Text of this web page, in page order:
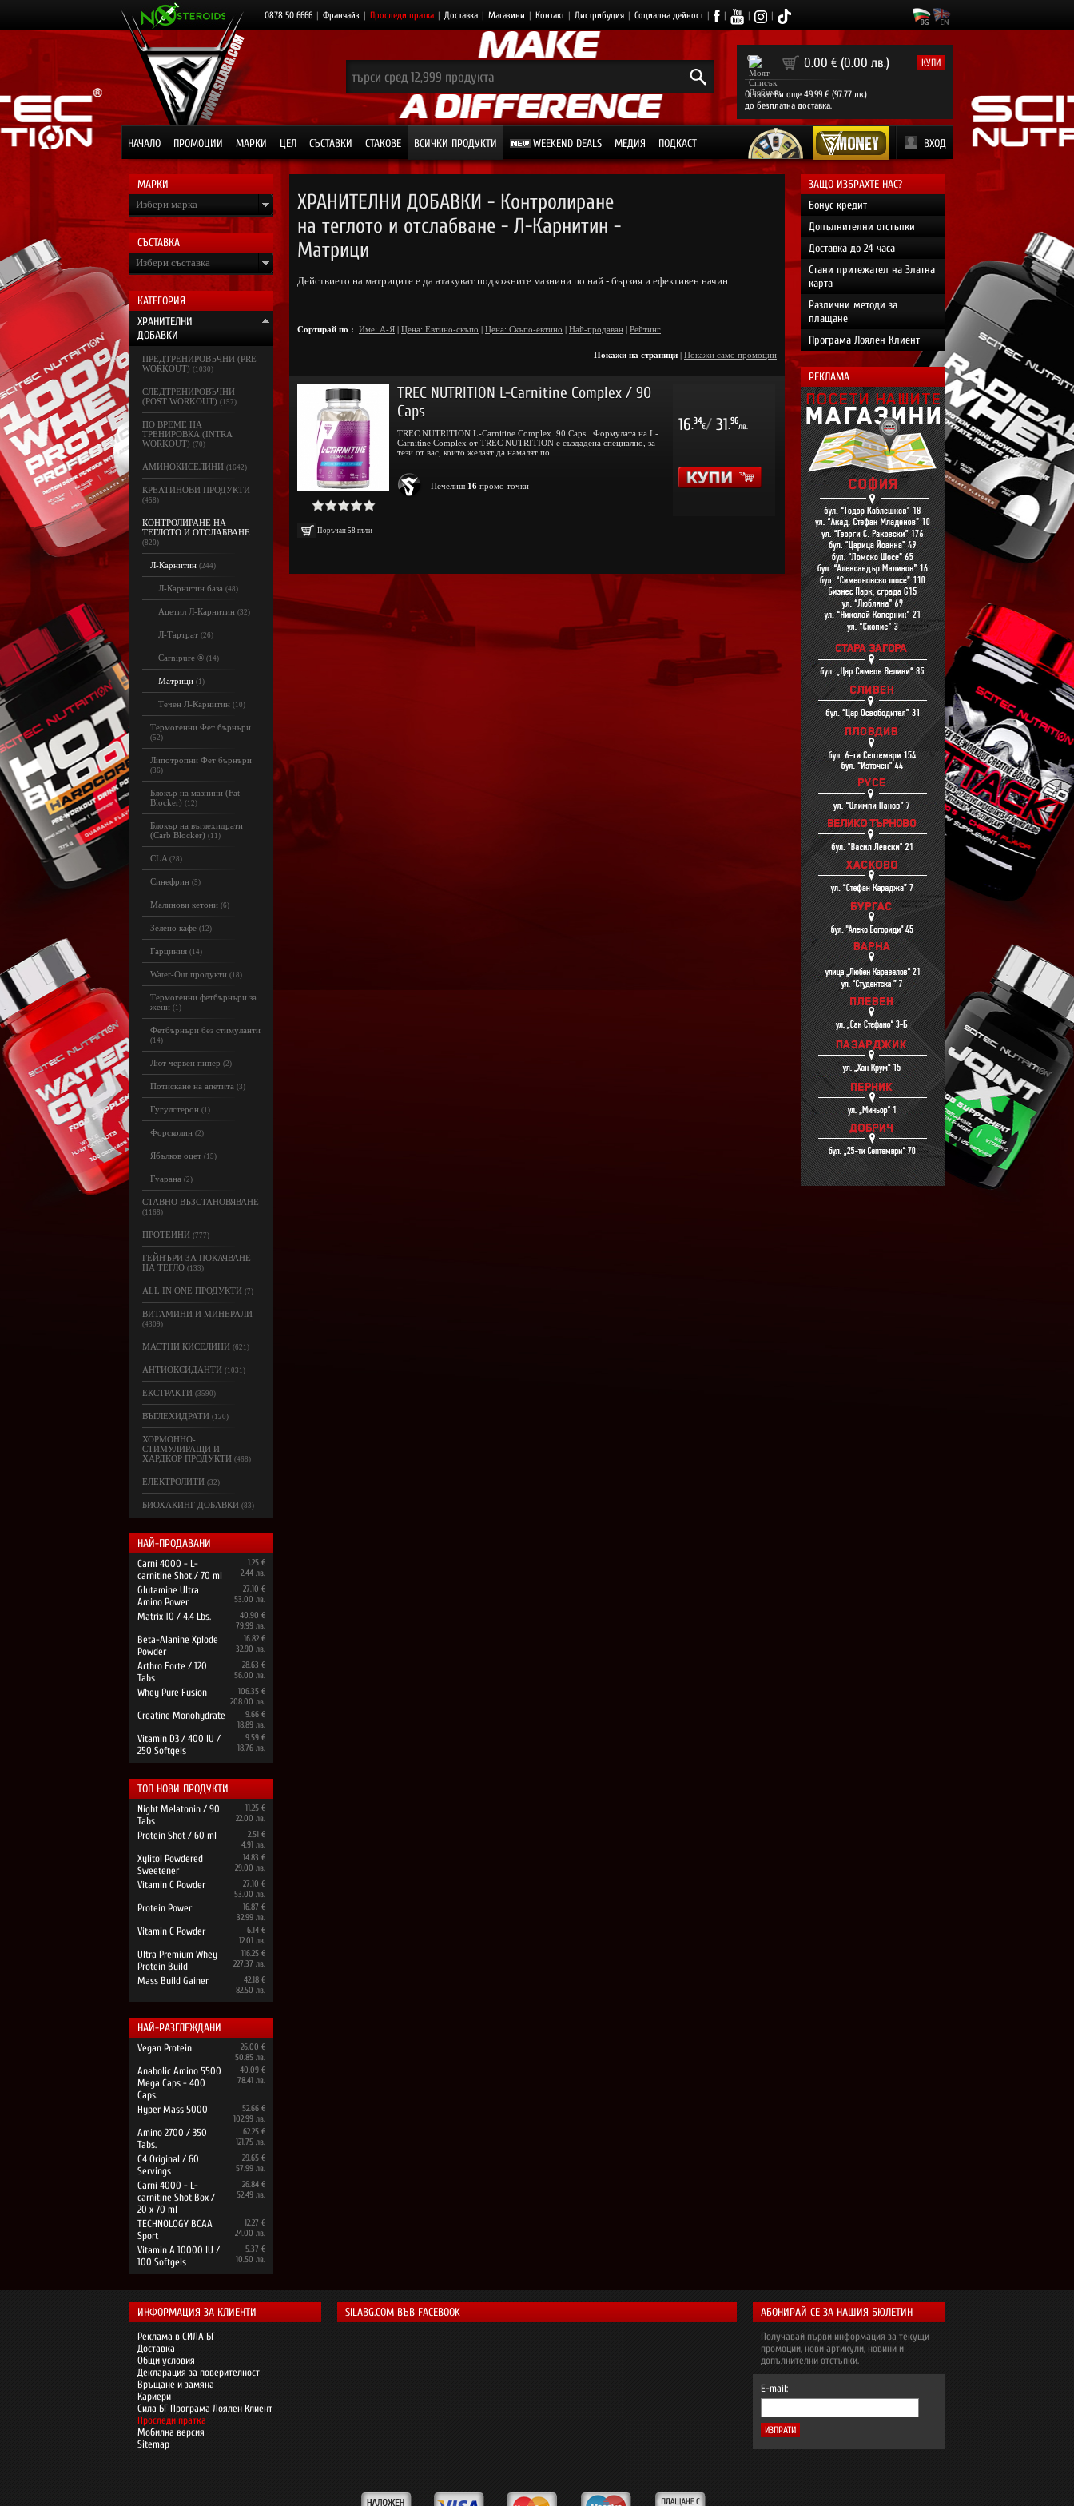
0878 50 6666 | Франчайз | Проследи пратка | Доставка | Магазини | Контакт | Дистрибуция | Социална дейност | | | |
0 0.00 € (0.00 лв.) КУПИ
Остават Ви още 49.99 € (97.77 лв.)
до безплатна доставка.
НАЧАЛО ПРОМОЦИИ МАРКИ ЦЕЛ СЪСТАВКИ СТАКОВЕ ВСИЧКИ ПРОДУКТИ WEEKEND DEALS МЕДИЯ ПОДКАСТ ВХОД
МАРКИ
Избери марка
СЪСТАВКА
Избери съставка
КАТЕГОРИЯ
ХРАНИТЕЛНИ
ДОБАВКИ
ПРЕДТРЕНИРОВЪЧНИ (PRE
WORKOUT) (1030)
СЛЕДТРЕНИРОВЪЧНИ
(POST WORKOUT) (157)
ПО ВРЕМЕ НА
ТРЕНИРОВКА (INTRA
WORKOUT) (70)
АМИНОКИСЕЛИНИ (1642)
КРЕАТИНОВИ ПРОДУКТИ
(458)
КОНТРОЛИРАНЕ НА
ТЕГЛОТО И ОТСЛАБВАНЕ
(820)
Л-Карнитин (244)
Л-Карнитин база (48)
Ацетил Л-Карнитин (32)
Л-Тартрат (26)
Carnipure ® (14)
Матрици (1)
Течен Л-Карнитин (10)
Термогенни Фет бърнъри
(52)
Липотропни Фет бърнъри
(36)
Блокър на мазнини (Fat
Blocker) (12)
Блокър на въглехидрати
(Carb Blocker) (11)
CLA (28)
Синефрин (5)
Малинови кетони (6)
Зелено кафе (12)
Гарциния (14)
Water-Out продукти (18)
Термогенни фетбърнъри за
жени (1)
Фетбърнъри без стимуланти
(14)
Лют червен пипер (2)
Потискане на апетита (3)
Гугулстерон (1)
Форсколин (2)
Ябълков оцет (15)
Гуарана (2)
СТАВНО ВЪЗСТАНОВЯВАНЕ
(1168)
ПРОТЕИНИ (777)
ГЕЙНЪРИ ЗА ПОКАЧВАНЕ
НА ТЕГЛО (133)
ALL IN ONE ПРОДУКТИ (7)
ВИТАМИНИ И МИНЕРАЛИ
(4309)
МАСТНИ КИСЕЛИНИ (621)
АНТИОКСИДАНТИ (1031)
ЕКСТРАКТИ (3590)
ВЪГЛЕХИДРАТИ (120)
ХОРМОННО-
СТИМУЛИРАЩИ И
ХАРДКОР ПРОДУКТИ (468)
ЕЛЕКТРОЛИТИ (32)
БИОХАКИНГ ДОБАВКИ (83)
НАЙ-ПРОДАВАНИ
Carni 4000 - L-
carnitine Shot / 70 ml
1.25 €
2.44 лв.
Glutamine Ultra
Amino Power
27.10 €
53.00 лв.
Matrix 10 / 4.4 Lbs.
40.90 €
79.99 лв.
Beta-Alanine Xplode
Powder
16.82 €
32.90 лв.
Arthro Forte / 120
Tabs
28.63 €
56.00 лв.
Whey Pure Fusion
106.35 €
208.00 лв.
Creatine Monohydrate
9.66 €
18.89 лв.
Vitamin D3 / 400 IU /
250 Softgels
9.59 €
18.76 лв.
ТОП НОВИ ПРОДУКТИ
Night Melatonin / 90
Tabs
11.25 €
22.00 лв.
Protein Shot / 60 ml
2.51 €
4.91 лв.
Xylitol Powdered
Sweetener
14.83 €
29.00 лв.
Vitamin C Powder
27.10 €
53.00 лв.
Protein Power
16.87 €
32.99 лв.
Vitamin C Powder
6.14 €
12.01 лв.
Ultra Premium Whey
Protein Build
116.25 €
227.37 лв.
Mass Build Gainer
42.18 €
82.50 лв.
НАЙ-РАЗГЛЕЖДАНИ
Vegan Protein
26.00 €
50.85 лв.
Anabolic Amino 5500
Mega Caps - 400
Caps.
40.09 €
78.41 лв.
Hyper Mass 5000
52.66 €
102.99 лв.
Amino 2700 / 350
Tabs.
62.25 €
121.75 лв.
C4 Original / 60
Servings
29.65 €
57.99 лв.
Carni 4000 - L-
carnitine Shot Box /
20 x 70 ml
26.84 €
52.49 лв.
TECHNOLOGY BCAA
Sport
12.27 €
24.00 лв.
Vitamin A 10000 IU /
100 Softgels
5.37 €
10.50 лв.
ХРАНИТЕЛНИ ДОБАВКИ - Контролиране
на теглото и отслабване - Л-Карнитин -
Матрици
Действието на матриците е да атакуват подкожните мазнини по най - бързия и ефективен начин.
Сортирай по : Име: А-Я | Цена: Евтино-скъпо | Цена: Скъпо-евтино | Най-продаван | Рейтинг
Покажи на страници | Покажи само промоции
Поръчан 58 пъти
TREC NUTRITION L-Carnitine Complex / 90
Caps
TREC NUTRITION L-Carnitine Complex 90 Caps Формулата на L-
Carnitine Complex от TREC NUTRITION е създадена специално, за
тези от вас, които желаят да намалят по ...
Печелиш 16 промо точки
16.34
€/ 31.96
лв.
ЗАЩО ИЗБРАХТЕ НАС?
Бонус кредит
Допълнителни отстъпки
Доставка до 24 часа
Стани притежател на Златна
карта
Различни методи за
плащане
Програма Лоялен Клиент
РЕКЛАМА
ИНФОРМАЦИЯ ЗА КЛИЕНТИ
Реклама в СИЛА БГ
Доставка
Общи условия
Декларация за поверителност
Връщане и замяна
Кариери
Сила БГ Програма Лоялен Клиент
Проследи пратка
Мобилна версия
Sitemap
SILABG.COM ВЪВ FACEBOOK АБОНИРАЙ СЕ ЗА НАШИЯ БЮЛЕТИН
Получавай първи информация за текущи
промоции, нови артикули, новини и
допълнителни отстъпки.
E-mail: